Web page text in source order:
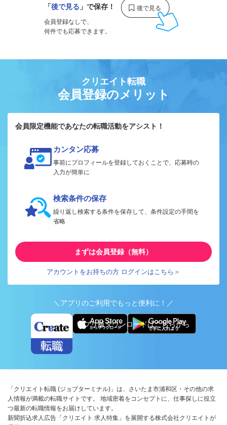
「後で見る 」で保存！
会員登録なしで、
何件でも応募できます。
クリエイト転職
会員登録のメリット
会員限定機能であなたの転職活動をアシスト！
カンタン応募
事前にプロフィールを登録しておくことで、応募時の
入力が簡単に
検索条件の保存
繰り返し検索する条件を保存して、条件設定の手間を
省略
まずは会員登録（無料）
アカウントをお持ちの方 ログインはこちら＞
＼アプリのご利用でもっと便利に！／
アプリ版ダウンロードはこちらから
「クリエイト転職 (ジョブターミナル)」は、さいたま市浦和区・その他の求
人情報が満載の転職サイトです。 地域密着をコンセプトに、仕事探しに役立
つ最新の転職情報をお届けしています。
新聞折込求人広告「クリエイト 求人特集」を展開する株式会社クリエイトが